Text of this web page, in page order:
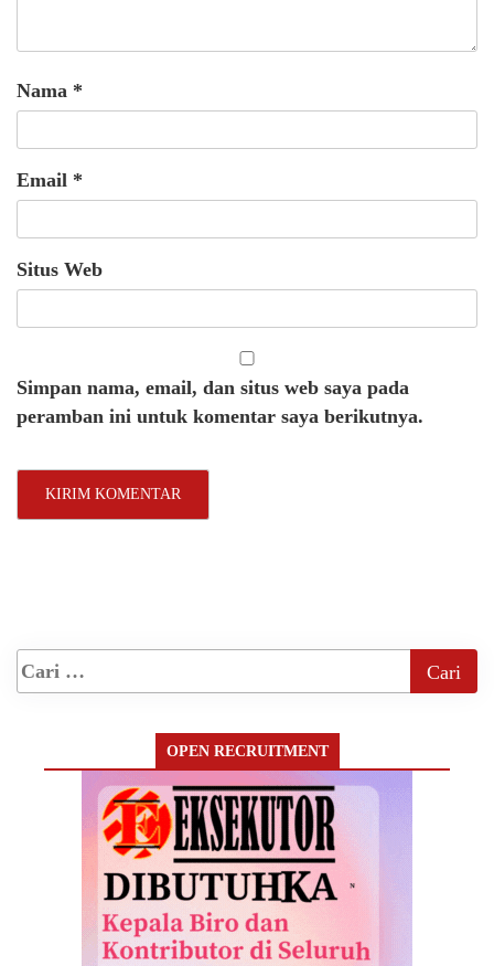
Nama *
Email *
Situs Web
Simpan nama, email, dan situs web saya pada
peramban ini untuk komentar saya berikutnya.
OPEN RECRUITMENT